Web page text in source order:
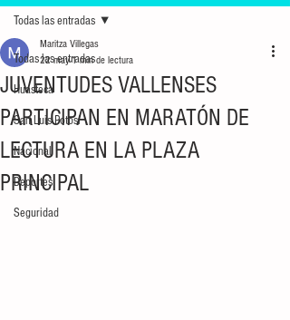
Todas las entradas
Huasteca
San Luis Potosí
Nacional
Deportes
Seguridad
Todas las entradas
JUVENTUDES VALLENSES
PARTICIPAN EN MARATÓN DE
LECTURA EN LA PLAZA
PRINCIPAL
Maritza Villegas
22 may1 min de lectura